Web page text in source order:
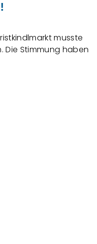
musste
Die Stimmung haben